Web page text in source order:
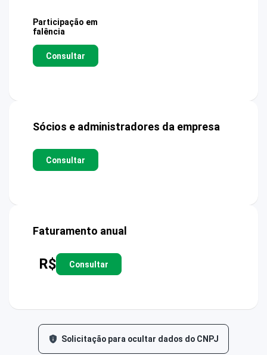
Participação em
falência
Consultar
Sócios e administradores da empresa
Consultar
Faturamento anual
R$ Consultar
Solicitação para ocultar dados do CNPJ